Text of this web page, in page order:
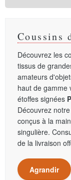
Coussins
Découvrez les
tissus de
amateurs
haut de gamme
étoffes signées
Découvrez
conçus à la
singulière.
de la livraison
Agrandir